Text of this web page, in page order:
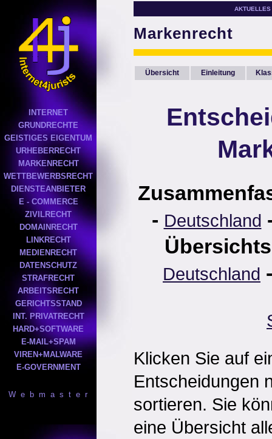
INTERNET
GRUNDRECHTE
GEISTIGES EIGENTUM
URHEBERRECHT
MARKENRECHT
WETTBEWERBSRECHT
DIENSTEANBIETER
E - COMMERCE
ZIVILRECHT
DOMAINRECHT
LINKRECHT
MEDIENRECHT
DATENSCHUTZ
STRAFRECHT
ARBEITSRECHT
GERICHTSSTAND
INT. PRIVATRECHT
HARD+SOFTWARE
E-MAIL+SPAM
VIREN+MALWARE
E-GOVERNMENT
W e b m a s t e r
AKTUELLES
Markenrecht
Übersicht Einleitung
- Deutschland
Deutschland
Klicken Sie auf
Entscheidungen
sortieren. Sie
eine Übersicht